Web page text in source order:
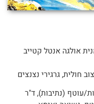
אולגה אנטל קטייב
חולית, גרגירי נצנצים
עוטף (נתיבות), ד"ר